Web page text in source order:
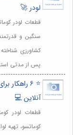
لودر 🚀
قطعات لودر
سنگین و
کشاورزی
پس از مدتی
⭐️ 6
آنلاین 💻
قطعات لودر
کوماتسو،